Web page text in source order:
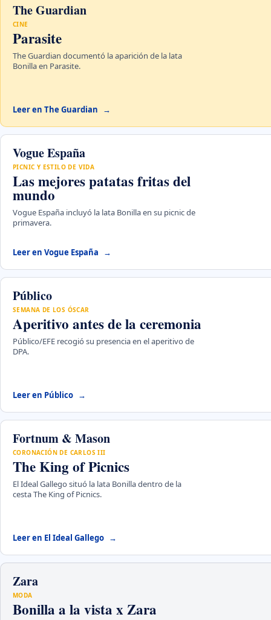
The Guardian
CINE
Parasite
The Guardian documentó la aparición de la lata
Bonilla en Parasite.
Leer en The Guardian
Vogue España
PICNIC Y ESTILO DE VIDA
Las mejores patatas fritas del
mundo
Vogue España incluyó la lata Bonilla en su picnic de
primavera.
Leer en Vogue España
Público
SEMANA DE LOS ÓSCAR
Aperitivo antes de la ceremonia
Público/EFE recogió su presencia en el aperitivo de
DPA.
Leer en Público
Fortnum & Mason
CORONACIÓN DE CARLOS III
The King of Picnics
El Ideal Gallego situó la lata Bonilla dentro de la
cesta The King of Picnics.
Leer en El Ideal Gallego
Zara
MODA
Bonilla a la vista x Zara